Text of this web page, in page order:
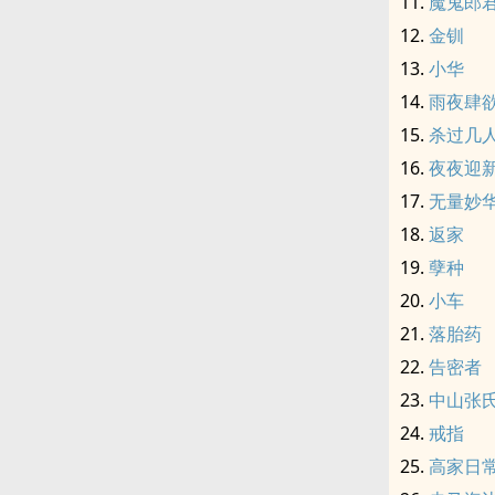
金钏
小华
雨夜肆
杀过几人
夜夜迎
无量妙
返家
孽种
小车
落胎药
告密者
中山张
戒指
高家日